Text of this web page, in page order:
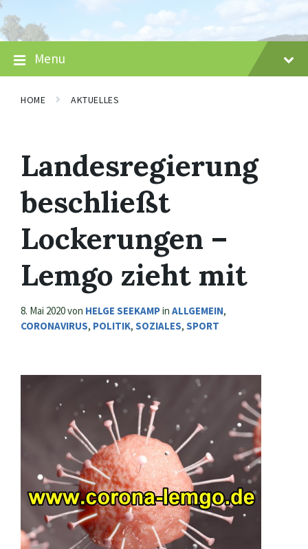
Skip
to
content
Skip
to
main
navigation
Skip
to
footer
Menu
HOME AKTUELLES
Landesregierung
beschließt
Lockerungen –
Lemgo zieht mit
8. Mai 2020von HELGE SEEKAMPin ALLGEMEIN,
CORONAVIRUS, POLITIK, SOZIALES, SPORT